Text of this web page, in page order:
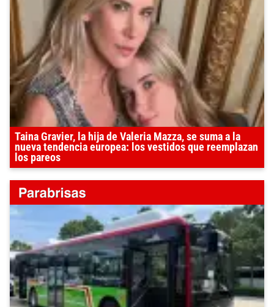
Taina Gravier, la hija de Valeria Mazza, se suma a la
nueva tendencia europea: los vestidos que reemplazan
los pareos